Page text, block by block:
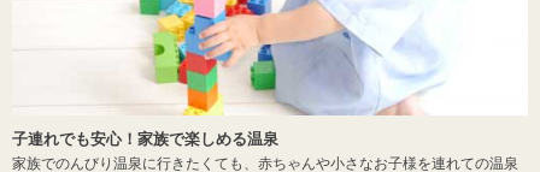
子連れでも安心！家族で楽しめる温泉
家族でのんびり温泉に行きたくても、赤ちゃんや小さなお子様を連れての温泉